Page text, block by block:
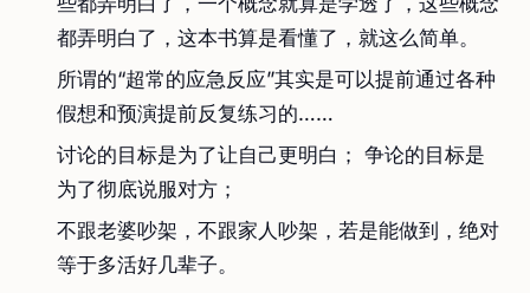
都弄明白了，这本书算是看懂了，就这么简单。
所谓的“超常的应急反应”其实是可以提前通过各种
假想和预演提前反复练习的……
讨论的目标是为了让自己更明白； 争论的目标是
为了彻底说服对方；
不跟老婆吵架，不跟家人吵架，若是能做到，绝对
等于多活好几辈子。